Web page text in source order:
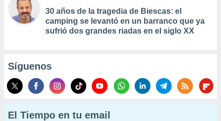
30 años de la tragedia de Biescas: el
camping se levantó en un barranco que ya
sufrió dos grandes riadas en el siglo XX
Síguenos
El Tiempo en tu email